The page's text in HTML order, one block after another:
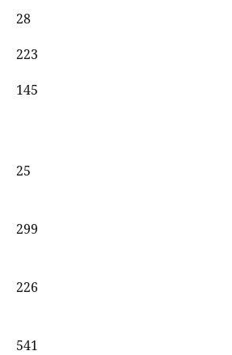
28
223
145
25
299
226
541